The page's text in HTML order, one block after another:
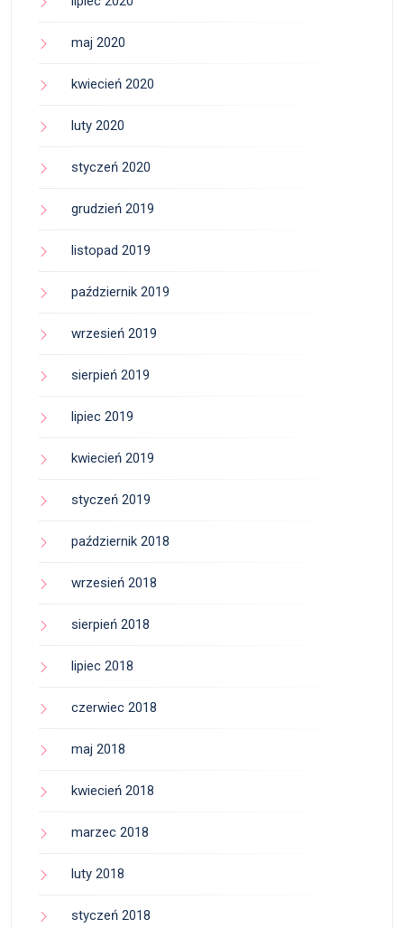
maj 2020
kwiecień 2020
luty 2020
styczeń 2020
grudzień 2019
listopad 2019
październik 2019
wrzesień 2019
sierpień 2019
lipiec 2019
kwiecień 2019
styczeń 2019
październik 2018
wrzesień 2018
sierpień 2018
lipiec 2018
czerwiec 2018
maj 2018
kwiecień 2018
marzec 2018
luty 2018
styczeń 2018